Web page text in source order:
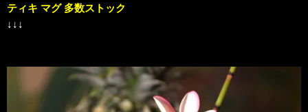
ティキ マグ 多数ストック
↓↓↓